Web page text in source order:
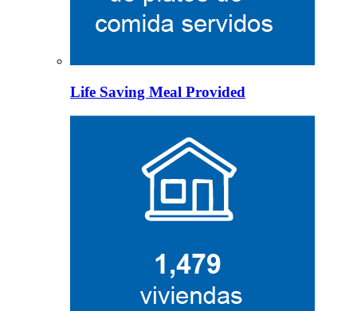
Life Saving Meal Provided